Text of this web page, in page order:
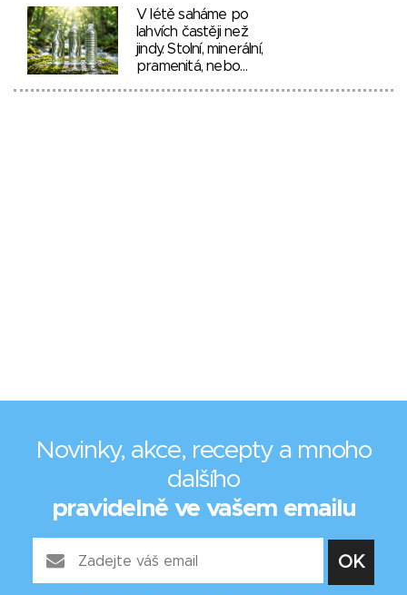
V létě saháme po
lahvích častěji než
jindy. Stolní, minerální,
pramenitá, nebo…
Novinky, akce, recepty a mnoho
dalšího
pravidelně ve vašem emailu